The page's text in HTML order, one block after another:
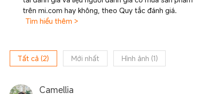
trên mi.com hay không, theo Quy tắc đánh giá.
Tìm hiểu thêm >
Tất cả (2) Mới nhất Hình ảnh (1)
Camellia